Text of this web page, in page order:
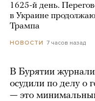
1625-й день.
в Украине
Трампа
НОВОСТИ 7 часов назад
В Бурятии
осудили по делу о
— это